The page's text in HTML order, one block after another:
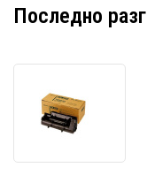
Последно
черен